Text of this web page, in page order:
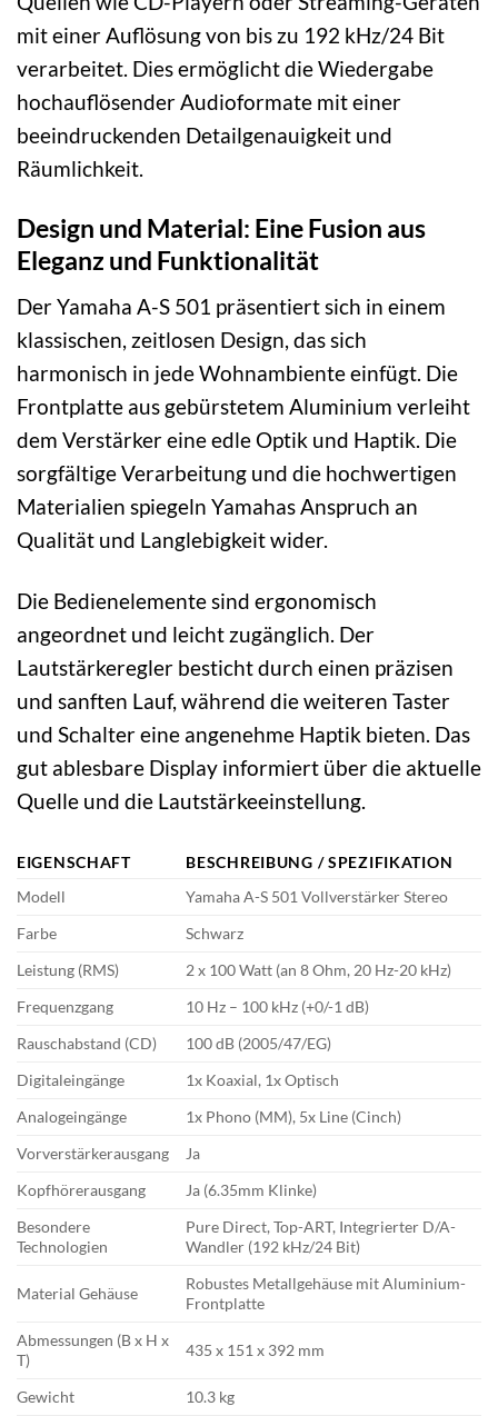
mit einer Auflösung von bis zu 192 kHz/24 Bit
verarbeitet. Dies ermöglicht die Wiedergabe
hochauflösender Audioformate mit einer
beeindruckenden Detailgenauigkeit und
Räumlichkeit.
Design und Material: Eine Fusion aus
Eleganz und Funktionalität
Der Yamaha A-S 501 präsentiert sich in einem
klassischen, zeitlosen Design, das sich
harmonisch in jede Wohnambiente einfügt. Die
Frontplatte aus gebürstetem Aluminium verleiht
dem Verstärker eine edle Optik und Haptik. Die
sorgfältige Verarbeitung und die hochwertigen
Materialien spiegeln Yamahas Anspruch an
Qualität und Langlebigkeit wider.
Die Bedienelemente sind ergonomisch
angeordnet und leicht zugänglich. Der
Lautstärkeregler besticht durch einen präzisen
und sanften Lauf, während die weiteren Taster
und Schalter eine angenehme Haptik bieten. Das
gut ablesbare Display informiert über die aktuelle
Quelle und die Lautstärkeeinstellung.
EIGENSCHAFT
BESCHREIBUNG / SPEZIFIKATION
Modell
Yamaha A-S 501 Vollverstärker Stereo
Farbe
Schwarz
Leistung (RMS)
2 x 100 Watt (an 8 Ohm, 20 Hz-20 kHz)
Frequenzgang
10 Hz – 100 kHz (+0/-1 dB)
Rauschabstand (CD)
100 dB (2005/47/EG)
Digitaleingänge
1x Koaxial, 1x Optisch
Analogeingänge
1x Phono (MM), 5x Line (Cinch)
Vorverstärkerausgang
Ja
Kopfhörerausgang
Ja (6.35mm Klinke)
Besondere
Technologien
Pure Direct, Top-ART, Integrierter D/A-
Wandler (192 kHz/24 Bit)
Material Gehäuse
Robustes Metallgehäuse mit Aluminium-
Frontplatte
Abmessungen (B x H x
T)
435 x 151 x 392 mm
Gewicht
10.3 kg